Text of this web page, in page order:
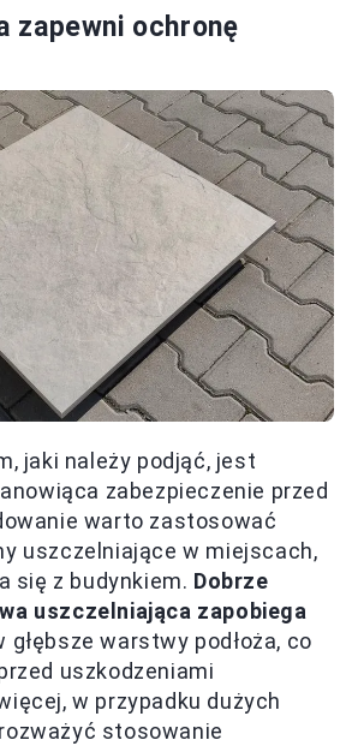
zapewni ochronę
jaki należy podjąć, jest
zabezpieczenie przed
warto zastosować
uszczelniające w miejscach,
się z budynkiem. Dobrze
uszczelniająca zapobiega
głębsze warstwy podłoża, co
uszkodzeniami
w przypadku dużych
stosowanie